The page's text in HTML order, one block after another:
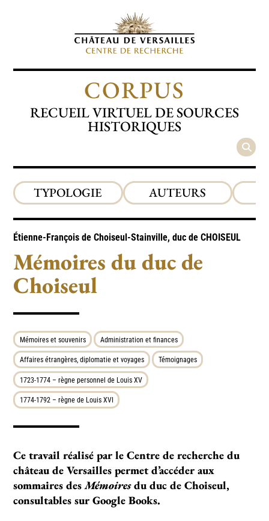
CORPUS
RECUEIL VIRTUEL DE SOURCES
HISTORIQUES
TYPOLOGIE AUTEURS
Étienne-François de Choiseul-Stainville, duc deCHOISEUL
Mémoires du duc de
Choiseul
Mémoires et souvenirs Administration et finances
Affaires étrangères, diplomatie et voyages Témoignages
1723-1774 – règne personnel de Louis XV
1774-1792 – règne de Louis XVI
Ce travail réalisé par le Centre de recherche du
château de Versailles permet d’accéder aux
sommaires desMémoiresdu duc de Choiseul,
consultables sur Google Books.